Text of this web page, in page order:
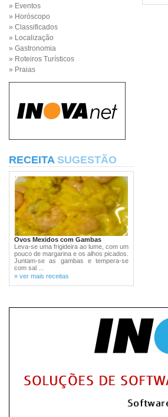
» Eventos
» Horóscopo
» Classificados
» Localização
» Gastronomia
» Roteiros Turísticos
» Praias
RECEITA SUGESTÃO
Ovos Mexidos com Gambas
Leva-se uma frigideira ao lume, com um
pouco de margarina e os alhos picados.
Juntam-se as gambas e tempera-se
com sal ...
» ver mais receitas